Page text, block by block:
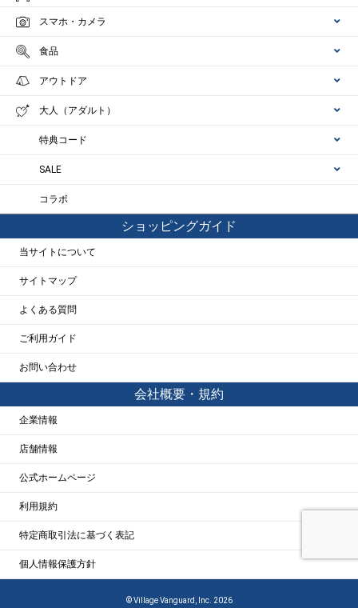
スマホ・カメラ
食品
アウトドア
大人（アダルト）
特典コード
SALE
コラボ
ショッピングガイド
当サイトについて
サイトマップ
よくある質問
ご利用ガイド
お問い合わせ
会社概要・規約
企業情報
店舗情報
公式ホームページ
利用規約
特定商取引法に基づく表記
個人情報保護方針
© Village Vanguard, Inc. 2026